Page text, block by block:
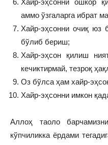
Хайр-эҳсонни ошкор
аммо ўзгаларга ибрат
Хайр-эҳсонни очиқ юз
бўлиб бериш;
Хайр-эҳсон қилиш
кечиктирмай, тезроқ
Оз бўлса ҳам хайр-
Хайр-эҳсонни имкон
Аллоҳ таоло
кўпчиликка ёрдами